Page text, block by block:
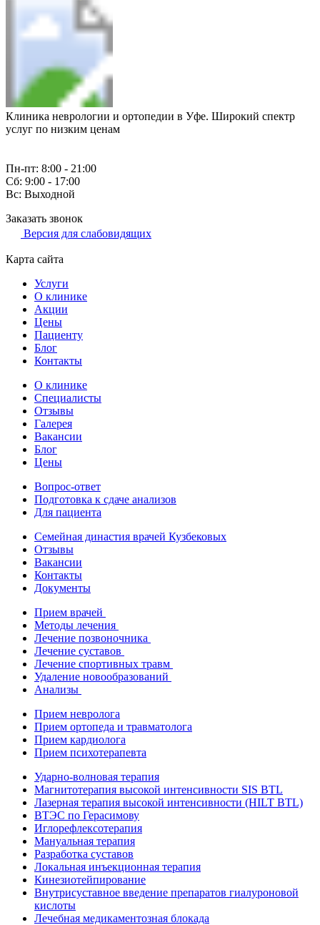
Клиника неврологии и ортопедии в Уфе. Широкий спектр
услуг по низким ценам
Пн-пт: 8:00 - 21:00
Сб: 9:00 - 17:00
Вс: Выходной
Заказать звонок
Версия для слабовидящих
Карта сайта
Услуги
О клинике
Акции
Цены
Пациенту
Блог
Контакты
О клинике
Специалисты
Отзывы
Галерея
Вакансии
Блог
Цены
Вопрос-ответ
Подготовка к сдаче анализов
Для пациента
Семейная династия врачей Кузбековых
Отзывы
Вакансии
Контакты
Документы
Прием врачей
Методы лечения
Лечение позвоночника
Лечение суставов
Лечение спортивных травм
Удаление новообразований
Анализы
Прием невролога
Прием ортопеда и травматолога
Прием кардиолога
Прием психотерапевта
Ударно-волновая терапия
Магнитотерапия высокой интенсивности SIS BTL
Лазерная терапия высокой интенсивности (HILT BTL)
ВТЭС по Герасимову
Иглорефлексотерапия
Мануальная терапия
Разработка суставов
Локальная инъекционная терапия
Кинезиотейпирование
Внутрисуставное введение препаратов гиалуроновой
кислоты
Лечебная медикаментозная блокада